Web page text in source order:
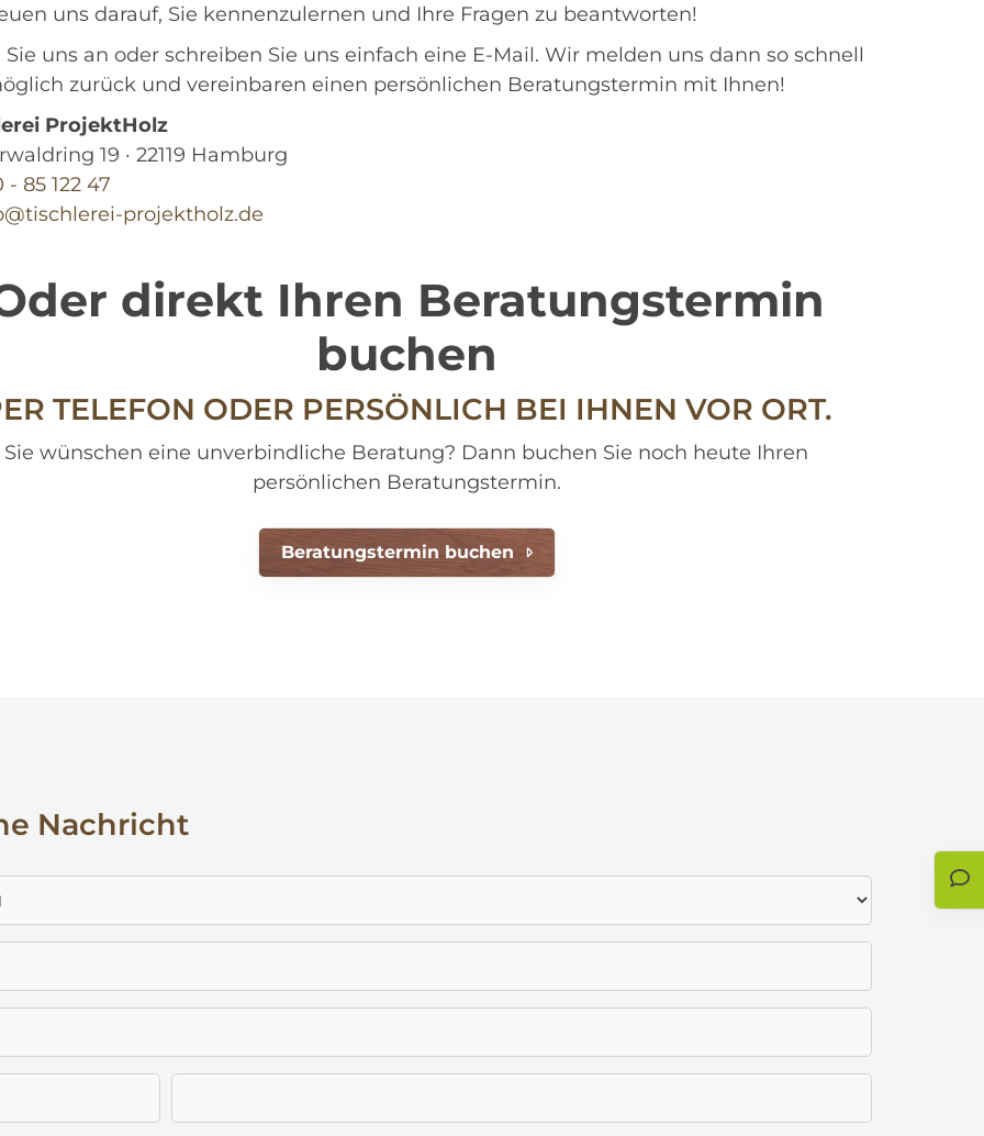
uns darauf, Sie kennenzulernen und Ihre Fragen zu beantworten!
Sie uns an oder schreiben Sie uns einfach eine E-Mail. Wir melden uns dann so schnell
zurück und vereinbaren einen persönlichen Beratungstermin mit Ihnen!
ProjektHolz
19 · 22119 Hamburg
- 85 122 47
projektholz.de
direkt Ihren Beratungstermin
buchen
TELEFON ODER PERSÖNLICH BEI IHNEN VOR ORT.
Sie wünschen eine unverbindliche Beratung? Dann buchen Sie noch heute Ihren
persönlichen Beratungstermin.
Beratungstermin buchen
Nachricht